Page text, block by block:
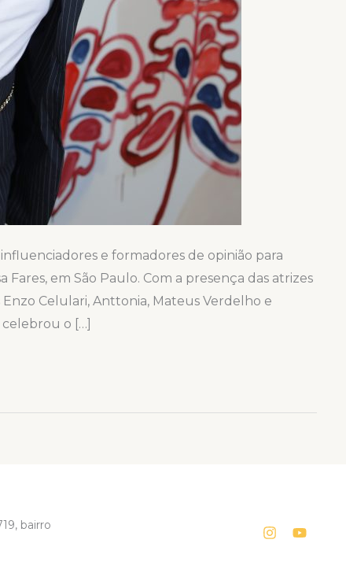
e formadores de opinião para
Fares, em São Paulo. Com a presença das atrizes
Enzo Celulari, Anttonia, Mateus Verdelho e
celebrou o […]
bairro